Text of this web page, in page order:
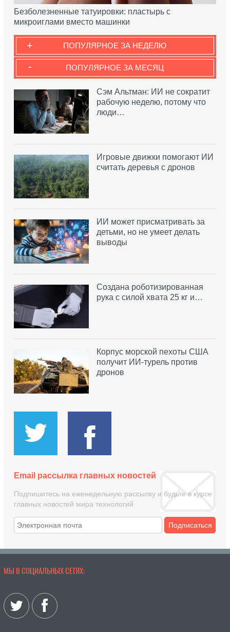
Безболезненные татуировки: пластырь с
микроиглами вместо машинки
ПОПУЛЯРНОЕ ЗА НЕДЕЛЮ
+
ПОПУЛЯРНОЕ ЗА МЕСЯЦ
-
Сэм Альтман: ИИ не сократит
рабочую неделю, потому что
люди…
Игровые движки помогают ИИ
считать деревья с дронов
ИИ может присматривать за
детьми, но не умеет делать
выводы
Создана роботизированная
рука с силой хвата 25 кг и…
Корпус морской пехоты США
получит ИИ-турель против
дронов
Email рассылка главных новостей
Подпишитесь на еженедельную рассылку и будьте в курсе
главных новостей мира технологий
Подписаться
МЫ В СОЦИАЛЬНЫХ СЕТЯХ: